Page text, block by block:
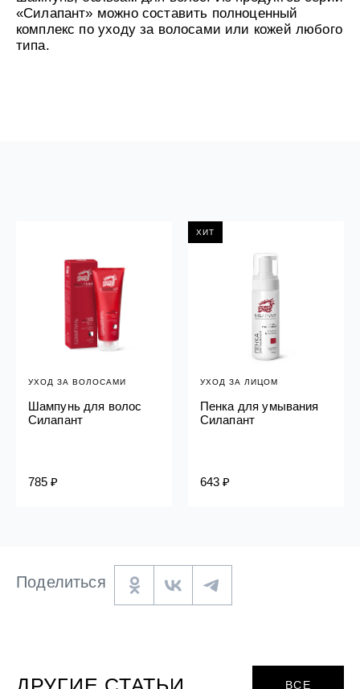
«Силапант» можно составить полноценный
комплекс по уходу за волосами или кожей любого
типа.
УХОД ЗА ВОЛОСАМИ
Шампунь для волос
Силапант
785 ₽
ХИТ
УХОД ЗА ЛИЦОМ
Пенка для умывания
Силапант
643 ₽
Поделиться
ВСЕ